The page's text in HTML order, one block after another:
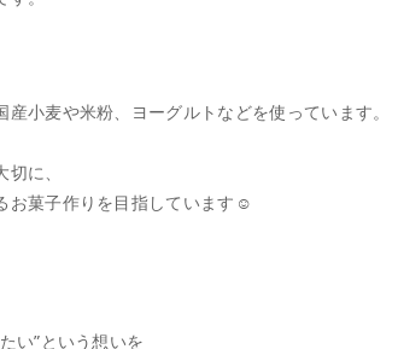
小麦や米粉、ヨーグルトなどを使っています。
に、
お菓子作りを目指しています☺︎
い”という想いを